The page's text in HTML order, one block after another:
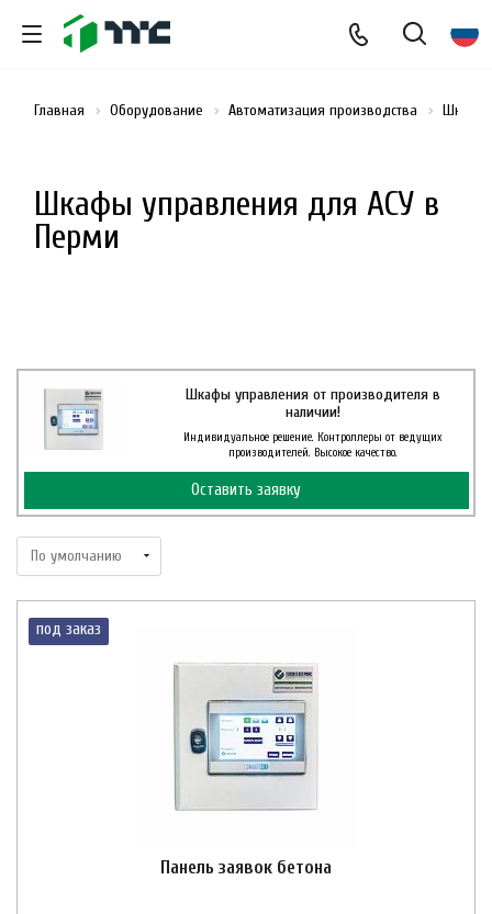
Шкафы управления для АСУ в
Перми
Главная Оборудование Автоматизация производства Шкафы
Шкафы управления от производителя в
наличии!
Индивидуальное решение. Контроллеры от ведущих
производителей. Высокое качество.
Оставить заявку
под заказ
Панель заявок бетона